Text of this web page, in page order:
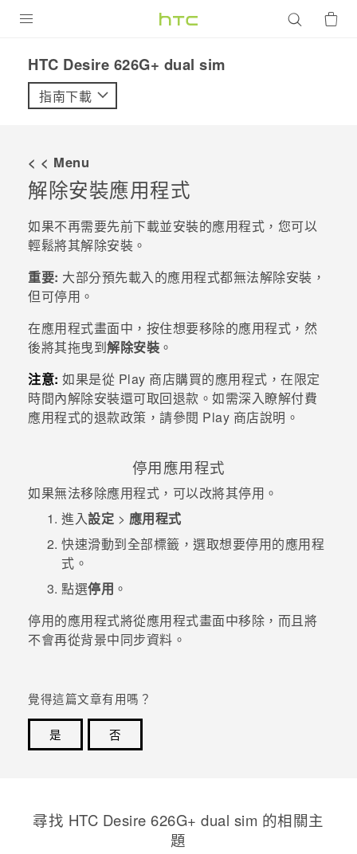
VIVE
配件
優惠專區
焦點訊息
企業採購
銷售門市
支援服務
VIVELAND
登入
HTC Desire 626G+ dual sim‎
指南下載
< < Menu
解除安裝應用程式
如果不再需要先前下載並安裝的應用程式，您可以
輕鬆將其解除安裝。
重要: 大部分預先載入的應用程式都無法解除安裝，
但可停用。
在應用程式畫面中，按住想要移除的應用程式，然
後將其拖曳到解除安裝 。
注意: 如果是從 Play 商店購買的應用程式，在限定
時間內解除安裝還可取回退款。如需深入瞭解付費
應用程式的退款政策，請參閱 Play 商店說明。
停用應用程式
如果無法移除應用程式，可以改將其停用。
進入設定 > 應用程式
快速滑動到全部標籤，選取想要停用的應用程
式。
點選停用 。
停用的應用程式將從應用程式畫面中移除，而且將
不會再從背景中同步資料。
覺得這篇文章有用嗎？
是
否
尋找 HTC Desire 626G+ dual sim 的相關主
題